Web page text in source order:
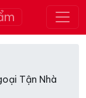
Tận Nhà